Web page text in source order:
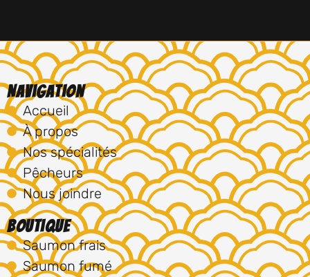
Navigation
Accueil
À propos
Nos spécialités
Pêcheurs
Nous joindre
Boutique
Saumon frais
Saumon fumé